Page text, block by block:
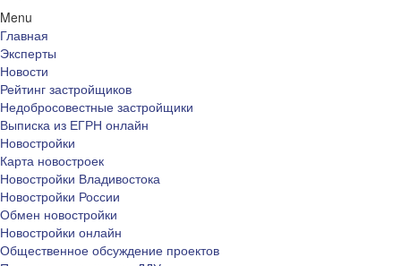
Menu
Главная
Эксперты
Новости
Рейтинг застройщиков
Недобросовестные застройщики
Выписка из ЕГРН онлайн
Новостройки
Карта новостроек
Новостройки Владивостока
Новостройки России
Обмен новостройки
Новостройки онлайн
Общественное обсуждение проектов